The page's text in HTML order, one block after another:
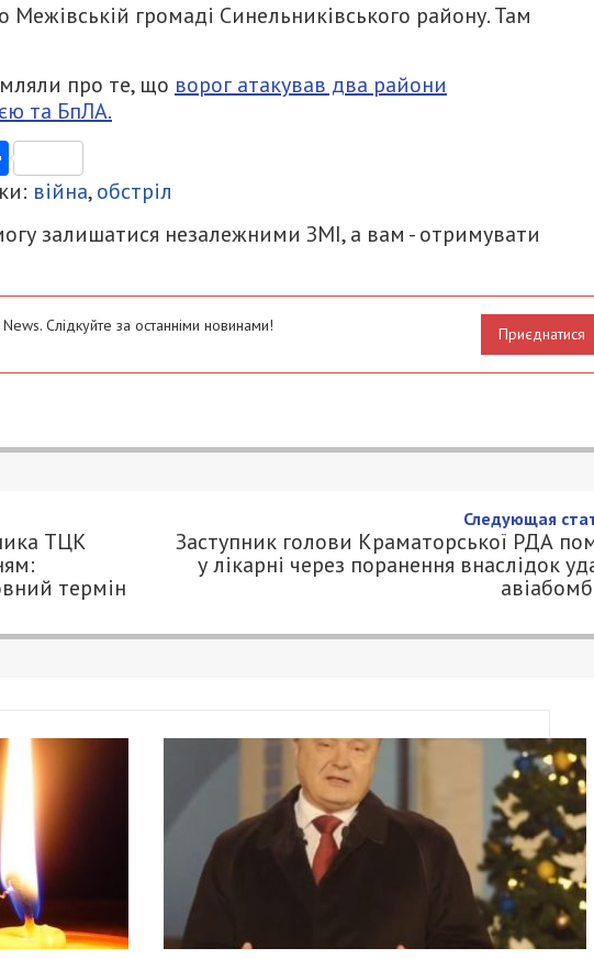
Межівській громаді Синельниківського району. Там
про те, що ворог атакував два райони
та БпЛА.
Поділитися
війна,обстріл
залишатися незалежними ЗМІ, а вам - отримувати
Слідкуйте за останніми новинами! Приєднатися
ТЦК
термін
Следующая
Заступник голови Краматорської РДА
у лікарні через поранення внаслідок